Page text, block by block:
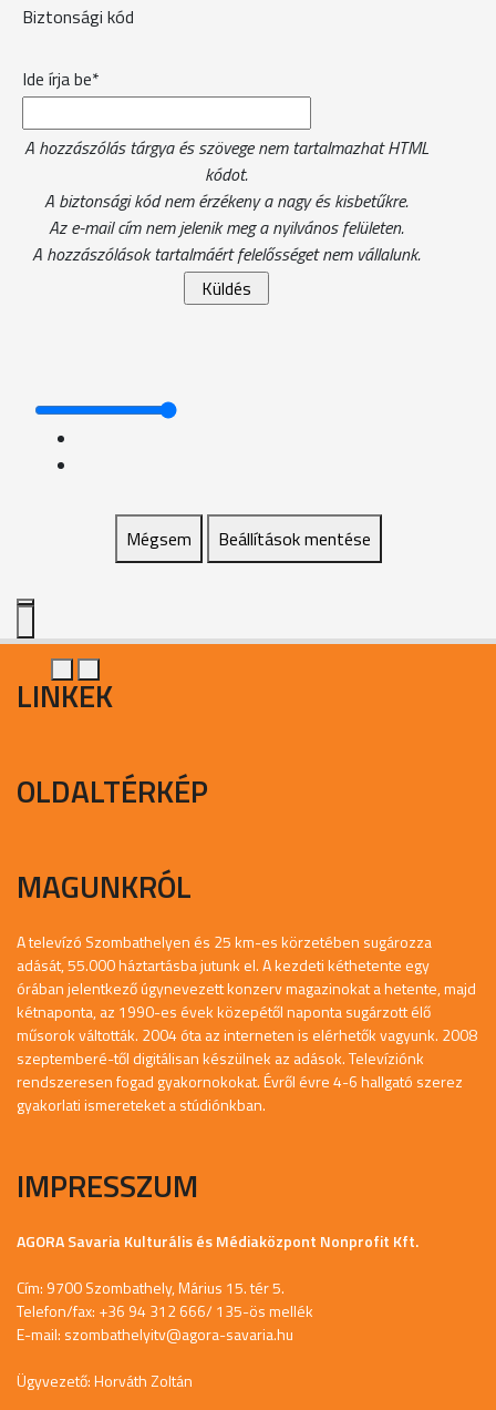
Biztonsági kód
Ide írja be*
A hozzászólás tárgya és szövege nem tartalmazhat HTML
kódot.
A biztonsági kód nem érzékeny a nagy és kisbetűkre.
Az e-mail cím nem jelenik meg a nyilvános felületen.
A hozzászólások tartalmáért felelősséget nem vállalunk.
Mégsem Beállítások mentése
LINKEK
OLDALTÉRKÉP
MAGUNKRÓL
A televízó Szombathelyen és 25 km-es körzetében sugározza
adását, 55.000 háztartásba jutunk el. A kezdeti kéthetente egy
órában jelentkező úgynevezett konzerv magazinokat a hetente, majd
kétnaponta, az 1990-es évek közepétől naponta sugárzott élő
műsorok váltották. 2004 óta az interneten is elérhetők vagyunk. 2008
szeptemberé-től digitálisan készülnek az adások. Televíziónk
rendszeresen fogad gyakornokokat. Évről évre 4-6 hallgató szerez
gyakorlati ismereteket a stúdiónkban.
IMPRESSZUM
AGORA Savaria Kulturális és Médiaközpont Nonprofit Kft.
Cím: 9700 Szombathely, Márius 15. tér 5.
Telefon/fax: +36 94 312 666/ 135-ös mellék
E-mail: szombathelyitv@agora-savaria.hu
Ügyvezető: Horváth Zoltán